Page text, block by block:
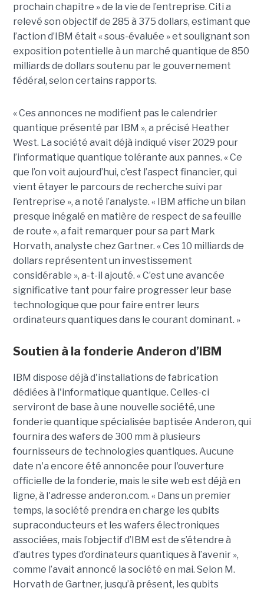
prochain chapitre » de la vie de l’entreprise. Citi a
relevé son objectif de 285 à 375 dollars, estimant que
l’action d’IBM était « sous-évaluée » et soulignant son
exposition potentielle à un marché quantique de 850
milliards de dollars soutenu par le gouvernement
fédéral, selon certains rapports.
« Ces annonces ne modifient pas le calendrier
quantique présenté par IBM », a précisé Heather
West. La société avait déjà indiqué viser 2029 pour
l’informatique quantique tolérante aux pannes. « Ce
que l’on voit aujourd’hui, c’est l’aspect financier, qui
vient étayer le parcours de recherche suivi par
l’entreprise », a noté l’analyste. « IBM affiche un bilan
presque inégalé en matière de respect de sa feuille
de route », a fait remarquer pour sa part Mark
Horvath, analyste chez Gartner. « Ces 10 milliards de
dollars représentent un investissement
considérable », a-t-il ajouté. « C’est une avancée
significative tant pour faire progresser leur base
technologique que pour faire entrer leurs
ordinateurs quantiques dans le courant dominant. »
Soutien à la fonderie Anderon d’IBM
IBM dispose déjà d'installations de fabrication
dédiées à l'informatique quantique. Celles-ci
serviront de base à une nouvelle société, une
fonderie quantique spécialisée baptisée Anderon, qui
fournira des wafers de 300 mm à plusieurs
fournisseurs de technologies quantiques. Aucune
date n'a encore été annoncée pour l'ouverture
officielle de la fonderie, mais le site web est déjà en
ligne, à l'adresse anderon.com. « Dans un premier
temps, la société prendra en charge les qubits
supraconducteurs et les wafers électroniques
associées, mais l’objectif d’IBM est de s’étendre à
d’autres types d’ordinateurs quantiques à l’avenir »,
comme l’avait annoncé la société en mai. Selon M.
Horvath de Gartner, jusqu’à présent, les qubits